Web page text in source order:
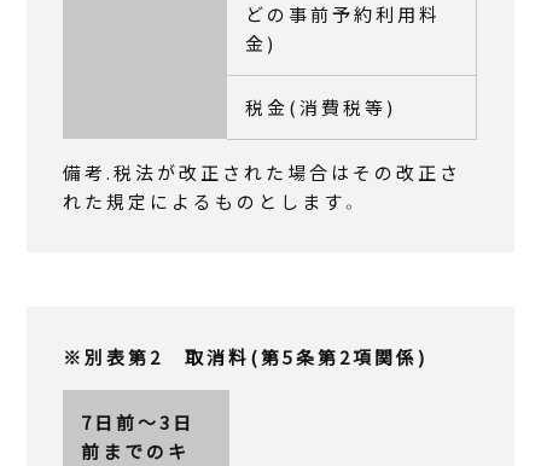
どの事前予約利用料
金)
税金(消費税等)
備考.税法が改正された場合はその改正さ
れた規定によるものとします。
※別表第2 取消料(第5条第2項関係)
7日前～3日
前までのキ